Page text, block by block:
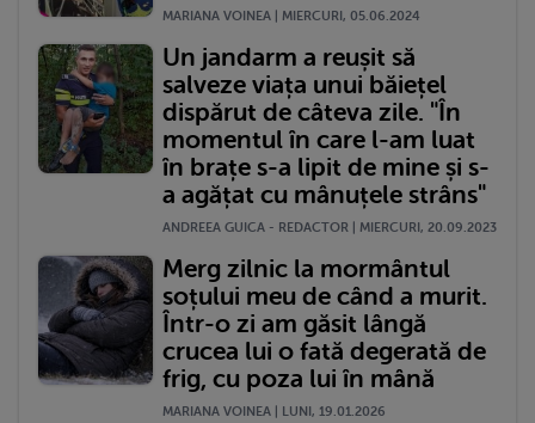
MARIANA VOINEA | MIERCURI, 05.06.2024
Un jandarm a reușit să
salveze viața unui băiețel
dispărut de câteva zile. "În
momentul în care l-am luat
în brațe s-a lipit de mine și s-
a agățat cu mânuțele strâns"
ANDREEA GUICA - REDACTOR | MIERCURI, 20.09.2023
Merg zilnic la mormântul
soțului meu de când a murit.
Într-o zi am găsit lângă
crucea lui o fată degerată de
frig, cu poza lui în mână
MARIANA VOINEA | LUNI, 19.01.2026